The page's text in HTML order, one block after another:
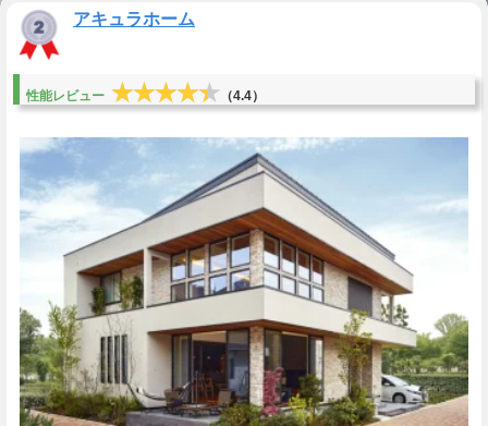
アキュラホーム
性能レビュー ★★★★★
★★★★★ （4.4）